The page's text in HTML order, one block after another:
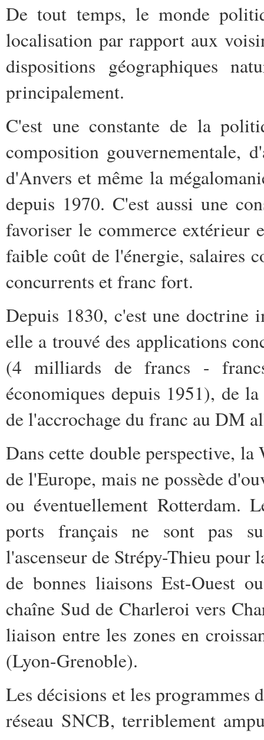
De tout temps, le monde
localisation par rapport aux
dispositions géographiques
principalement.
C'est une constante de la
composition gouvernementale,
d'Anvers et même la
depuis 1970. C'est aussi une
favoriser le commerce extérieur
faible coût de l'énergie, salaires
concurrents et franc fort.
Depuis 1830, c'est une doctrine
elle a trouvé des applications
(4 milliards de francs -
économiques depuis 1951), de
de l'accrochage du franc au DM
Dans cette double perspective,
de l'Europe, mais ne possède
ou éventuellement Rotterdam.
ports français ne sont pas
l'ascenseur de Strépy-Thieu
de bonnes liaisons Est-Ouest
chaîne Sud de Charleroi vers
liaison entre les zones en
(Lyon-Grenoble).
Les décisions et les
réseau SNCB, terriblement